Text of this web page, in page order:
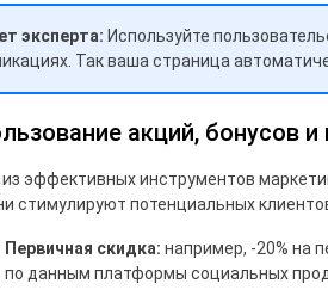
эксперта: Используйте
Так ваша страница
акций, бонусов
эффективных инструментов
стимулируют потенциальных
Первичная скидка: например, -20% на
по данным платформы социальных